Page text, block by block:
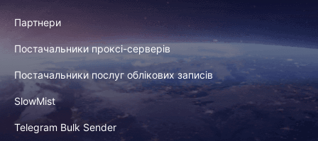
Партнери
Постачальники проксі-серверів
Постачальники послуг облікових записів
SlowMist
Telegram Bulk Sender